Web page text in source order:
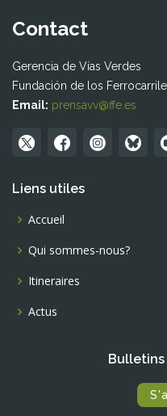
Contact
Gerencia de Vías Verdes
Fundación de los
Email: prensavv@ffe.es
Liens utiles
Accueil
Qui sommes-nous?
Itineraires
Actus
Bulletins